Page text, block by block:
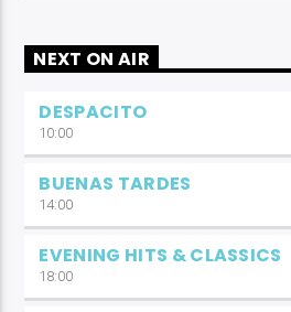
NEXT ON AIR
DESPACITO
10:00
BUENAS TARDES
14:00
EVENING HITS & CLASSICS
18:00